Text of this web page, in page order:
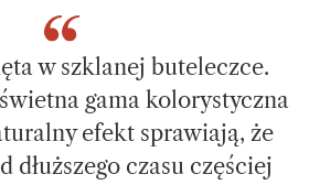
w szklanej buteleczce.
gama kolorystyczna
efekt sprawiają, że
dłuższego czasu częściej